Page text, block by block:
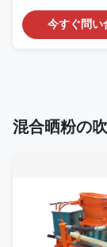
Pump Machine
今すぐ問い
混合晒粉の